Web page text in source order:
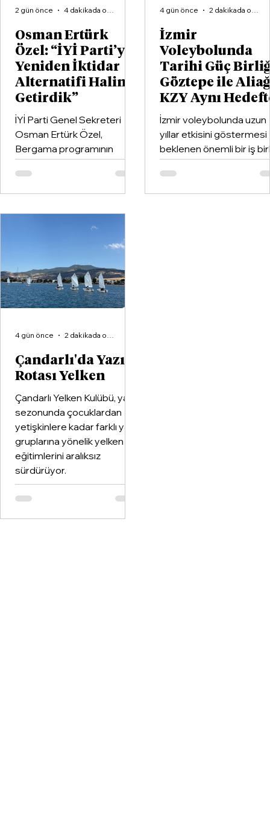
Osman Ertürk
Özel: “İYİ Parti’yi
Yeniden İktidar
Alternatifi Haline
Getirdik”
İYİ Parti Genel Sekreteri
Osman Ertürk Özel,
Bergama programının
ardından geldiği Dikili’de
partisinin ilçe teşkilatıyla
buluştu.
2 gün önce 4 dakikada okunur
İzmir
Voleybolunda
Tarihi Güç
Göztepe ile
KZY Aynı
İzmir voleybolunda uzun
yıllar etkisini göstermesi
beklenen önemli bir iş
hayata geçirildi. Kentin
kulüplerinden Göztepe
Spor Kulübü ile İzmir'in en
4 gün önce 2 dakikada okunur
Çandarlı'da Yazın
Rotası Yelken
Çandarlı Yelken Kulübü, yaz
sezonunda çocuklardan
yetişkinlere kadar farklı yaş
gruplarına yönelik yelken
eğitimlerini aralıksız
sürdürüyor.
4 gün önce 2 dakikada okunur